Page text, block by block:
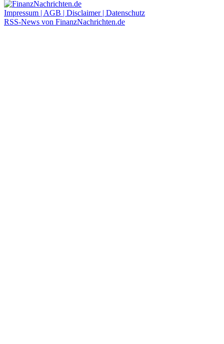
Impressum | AGB | Disclaimer | Datenschutz
RSS-News von FinanzNachrichten.de